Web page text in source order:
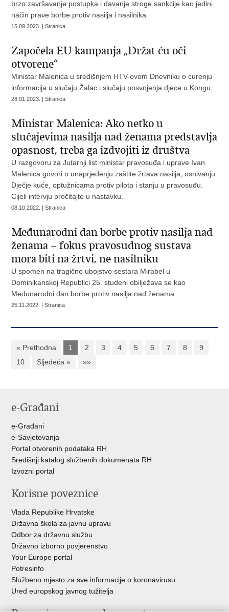
brzo završavanje postupka i davanje stroge sankcije kao jedini
način prave borbe protiv nasilja i nasilnika
15.09.2023. | Stranica
Započela EU kampanja „Držat ću oči
otvorene“
Ministar Malenica u središnjem HTV-ovom Dnevniku o curenju
informacija u slučaju Žalac i slučaju posvojenja djece u Kongu.
28.01.2023. | Stranica
Ministar Malenica: Ako netko u
slučajevima nasilja nad ženama predstavlja
opasnost, treba ga izdvojiti iz društva
U razgovoru za Jutarnji list ministar pravosuđa i uprave Ivan
Malenica govori o unaprjeđenju zaštite žrtava nasilja, osnivanju
Dječje kuće, optužnicama protiv pilota i stanju u pravosuđu.
Cijeli intervju pročitajte u nastavku.
08.10.2022. | Stranica
Međunarodni dan borbe protiv nasilja nad
ženama – fokus pravosudnog sustava
mora biti na žrtvi, ne nasilniku
U spomen na tragično ubojstvo sestara Mirabel u
Dominikanskoj Republici 25. studeni obilježava se kao
Međunarodni dan borbe protiv nasilja nad ženama.
25.11.2022. | Stranica
« Prethodna 1 2 3 4 5 6 7 8
9
10
Sljedeća » »»
e-Građani
e-Građani
e-Savjetovanja
Portal otvorenih podataka RH
Središnji katalog službenih dokumenata RH
Izvozni portal
Korisne poveznice
Vlada Republike Hrvatske
Državna škola za javnu upravu
Odbor za državnu službu
Državno izborno povjerenstvo
Your Europe portal
Potresinfo
Službeno mjesto za sve informacije o koronavirusu
Ured europskog javnog tužitelja